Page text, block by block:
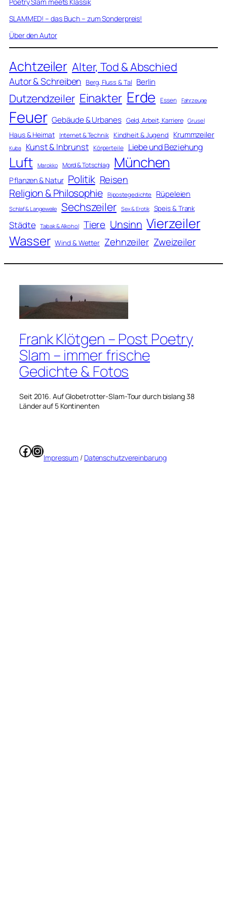
SLAMMED! – das Buch – zum Sonderpreis!
Über den Autor
Achtzeiler Alter, Tod & Abschied
Autor & Schreiben Berg, Fluss & Tal Berlin
Dutzendzeiler Einakter Erde Essen Fahrzeuge
Feuer Gebäude & Urbanes Geld, Arbeit, Karriere Grusel
Haus & Heimat Internet & Technik Kindheit & Jugend Krummzeiler
Kuba Kunst & Inbrunst Körperteile Liebe und Beziehung
Luft Marokko Mord & Totschlag München
Pflanzen & Natur Politik Reisen
Religion & Philosophie Ripostegedichte Rüpeleien
Schlaf & Langeweile Sechszeiler Sex & Erotik Speis & Trank
Städte Tabak & Alkohol Tiere Unsinn Vierzeiler
Wasser Wind & Wetter Zehnzeiler Zweizeiler
Frank Klötgen – Post Poetry
Slam – immer frische
Gedichte & Fotos
Seit 2016. Auf Globetrotter-Slam-Tour durch bislang 38
Länder auf 5 Kontinenten
Facebook
Instagram
Impressum / Datenschutzvereinbarung